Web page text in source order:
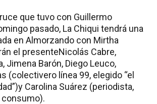
que tuvo con Guillermo
pasado, La Chiqui tendrá una
en Almorzando con Mirtha
el presenteNicolás Cabre,
Jimena Barón, Diego Leuco,
(colectivero línea 99, elegido “el
Carolina Suárez (periodista,